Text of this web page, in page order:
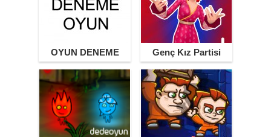
OYUN DENEME Genç Kız Partisi